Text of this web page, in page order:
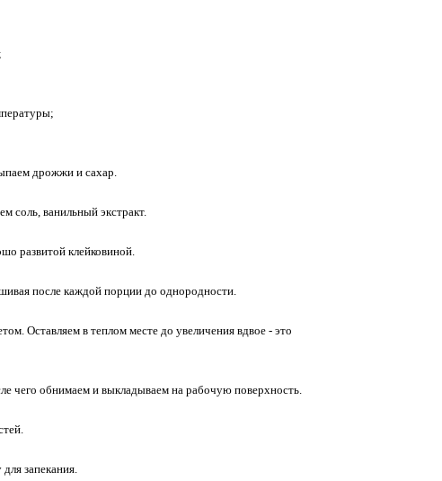
дрожжи и сахар.
соль, ванильный экстракт.
развитой клейковиной.
после каждой порции до однородности.
Оставляем в теплом месте до увеличения вдвое - это
чего обнимаем и выкладываем на рабочую поверхность.
запекания.